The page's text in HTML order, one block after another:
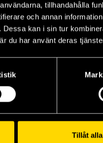
tillhandahålla
och annan
kan i sin tur
du har använt deras
Tillåt alla
Joe Abercrombie
199 kr